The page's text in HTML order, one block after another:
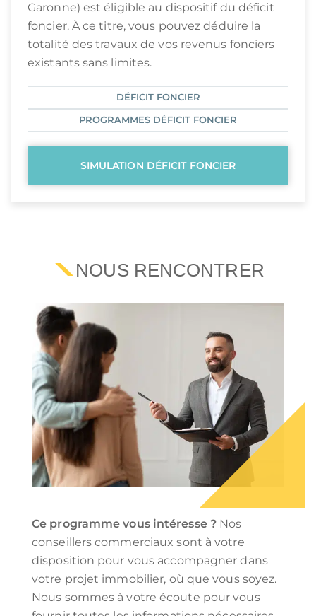
Garonne) est éligible au dispositif du déficit
foncier. À ce titre, vous pouvez déduire la
totalité des travaux de vos revenus fonciers
existants sans limites.
DÉFICIT FONCIER
PROGRAMMES DÉFICIT FONCIER
SIMULATION DÉFICIT FONCIER
NOUS RENCONTRER
Ce programme vous intéresse ?Nos
conseillers commerciaux sont à votre
disposition pour vous accompagner dans
votre projet immobilier, où que vous soyez.
Nous sommes à votre écoute pour vous